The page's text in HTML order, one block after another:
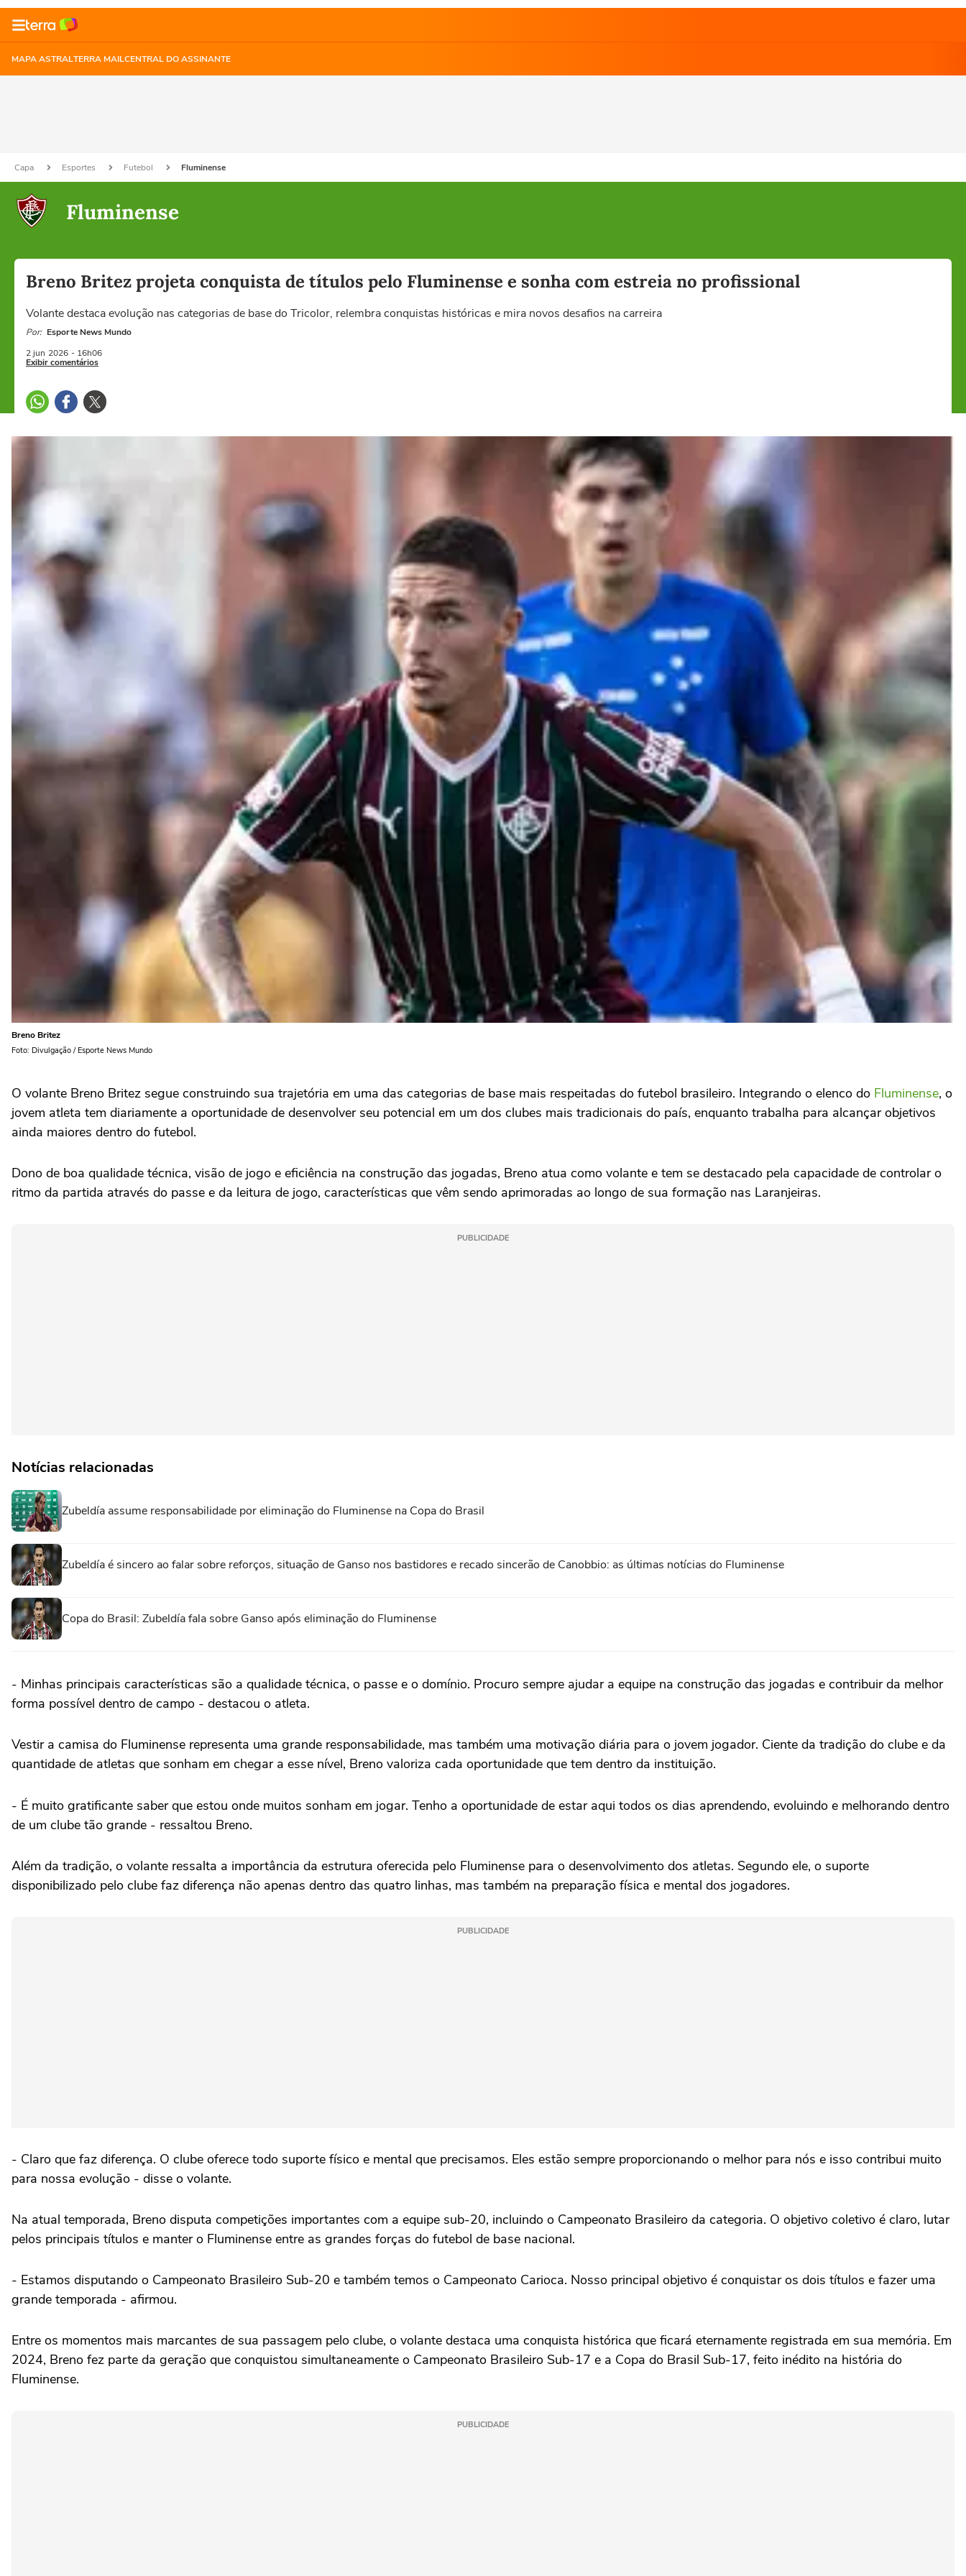
MAPA ASTRALTERRA MAILCENTRAL DO ASSINANTE
Capa Esportes Futebol Fluminense
Fluminense
Breno Britez projeta conquista de títulos pelo Fluminense e sonha com estreia no profissional
Volante destaca evolução nas categorias de base do Tricolor, relembra conquistas históricas e mira novos desafios na carreira
Por: Esporte News Mundo
2 jun 2026 - 16h06
Exibir comentários
Breno Britez
Foto: Divulgação / Esporte News Mundo
O volante Breno Britez segue construindo sua trajetória em uma das categorias de base mais respeitadas do futebol brasileiro. Integrando o elenco do Fluminense, o
jovem atleta tem diariamente a oportunidade de desenvolver seu potencial em um dos clubes mais tradicionais do país, enquanto trabalha para alcançar objetivos
ainda maiores dentro do futebol.
Dono de boa qualidade técnica, visão de jogo e eficiência na construção das jogadas, Breno atua como volante e tem se destacado pela capacidade de controlar o
ritmo da partida através do passe e da leitura de jogo, características que vêm sendo aprimoradas ao longo de sua formação nas Laranjeiras.
PUBLICIDADE
Notícias relacionadas
Zubeldía assume responsabilidade por eliminação do Fluminense na Copa do Brasil
Zubeldía é sincero ao falar sobre reforços, situação de Ganso nos bastidores e recado sincerão de Canobbio: as últimas notícias do Fluminense
Copa do Brasil: Zubeldía fala sobre Ganso após eliminação do Fluminense
- Minhas principais características são a qualidade técnica, o passe e o domínio. Procuro sempre ajudar a equipe na construção das jogadas e contribuir da melhor
forma possível dentro de campo - destacou o atleta.
Vestir a camisa do Fluminense representa uma grande responsabilidade, mas também uma motivação diária para o jovem jogador. Ciente da tradição do clube e da
quantidade de atletas que sonham em chegar a esse nível, Breno valoriza cada oportunidade que tem dentro da instituição.
- É muito gratificante saber que estou onde muitos sonham em jogar. Tenho a oportunidade de estar aqui todos os dias aprendendo, evoluindo e melhorando dentro
de um clube tão grande - ressaltou Breno.
Além da tradição, o volante ressalta a importância da estrutura oferecida pelo Fluminense para o desenvolvimento dos atletas. Segundo ele, o suporte
disponibilizado pelo clube faz diferença não apenas dentro das quatro linhas, mas também na preparação física e mental dos jogadores.
PUBLICIDADE
- Claro que faz diferença. O clube oferece todo suporte físico e mental que precisamos. Eles estão sempre proporcionando o melhor para nós e isso contribui muito
para nossa evolução - disse o volante.
Na atual temporada, Breno disputa competições importantes com a equipe sub-20, incluindo o Campeonato Brasileiro da categoria. O objetivo coletivo é claro, lutar
pelos principais títulos e manter o Fluminense entre as grandes forças do futebol de base nacional.
- Estamos disputando o Campeonato Brasileiro Sub-20 e também temos o Campeonato Carioca. Nosso principal objetivo é conquistar os dois títulos e fazer uma
grande temporada - afirmou.
Entre os momentos mais marcantes de sua passagem pelo clube, o volante destaca uma conquista histórica que ficará eternamente registrada em sua memória. Em
2024, Breno fez parte da geração que conquistou simultaneamente o Campeonato Brasileiro Sub-17 e a Copa do Brasil Sub-17, feito inédito na história do
Fluminense.
PUBLICIDADE